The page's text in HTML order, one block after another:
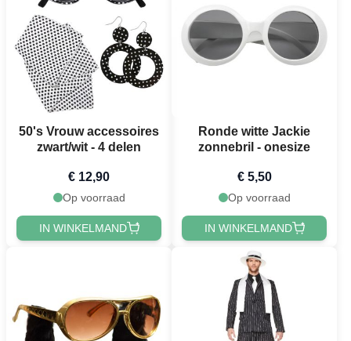
50's Vrouw accessoires
zwart/wit - 4 delen
€ 12,90
Op voorraad
IN WINKELMAND
Ronde witte Jackie
zonnebril - onesize
€ 5,50
Op voorraad
IN WINKELMAND